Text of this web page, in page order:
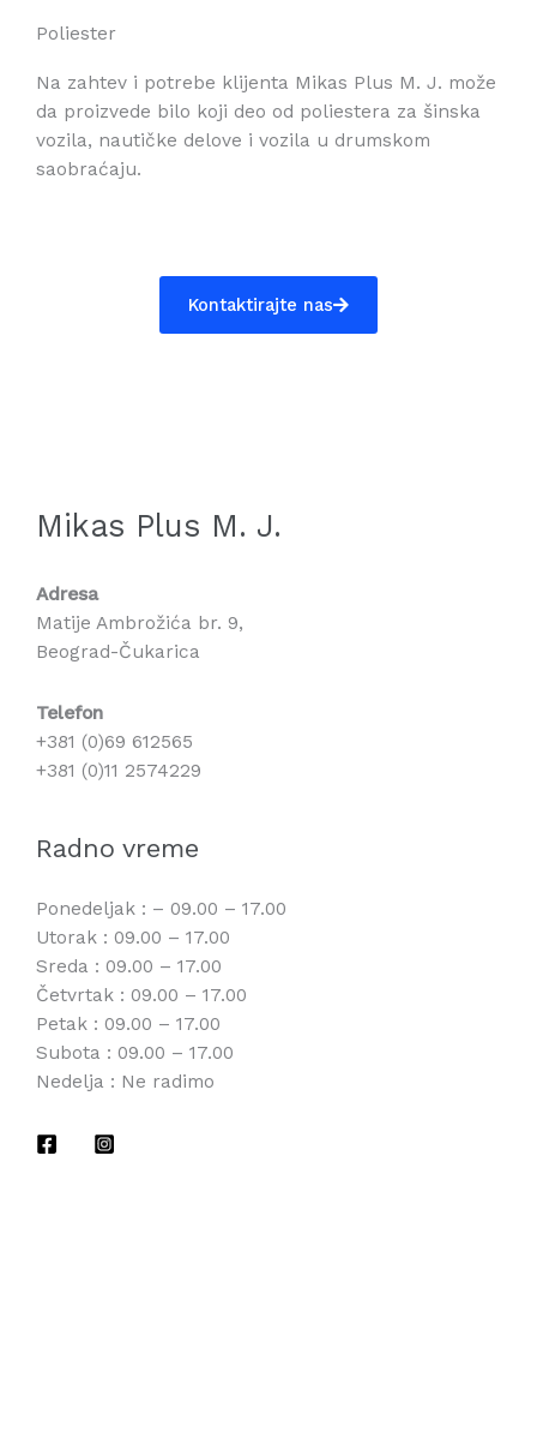
Poliester
Na zahtev i potrebe klijenta Mikas Plus M. J. može
da proizvede bilo koji deo od poliestera za šinska
vozila, nautičke delove i vozila u drumskom
saobraćaju.
Kontaktirajte nas
Mikas Plus M. J.
Adresa
Matije Ambrožića br. 9,
Beograd-Čukarica
Telefon
+381 (0)69 612565
+381 (0)11 2574229
Radno vreme
Ponedeljak : – 09.00 – 17.00
Utorak : 09.00 – 17.00
Sreda : 09.00 – 17.00
Četvrtak : 09.00 – 17.00
Petak : 09.00 – 17.00
Subota : 09.00 – 17.00
Nedelja : Ne radimo